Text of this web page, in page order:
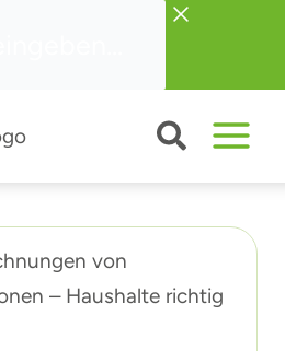
von
– Haushalte richtig